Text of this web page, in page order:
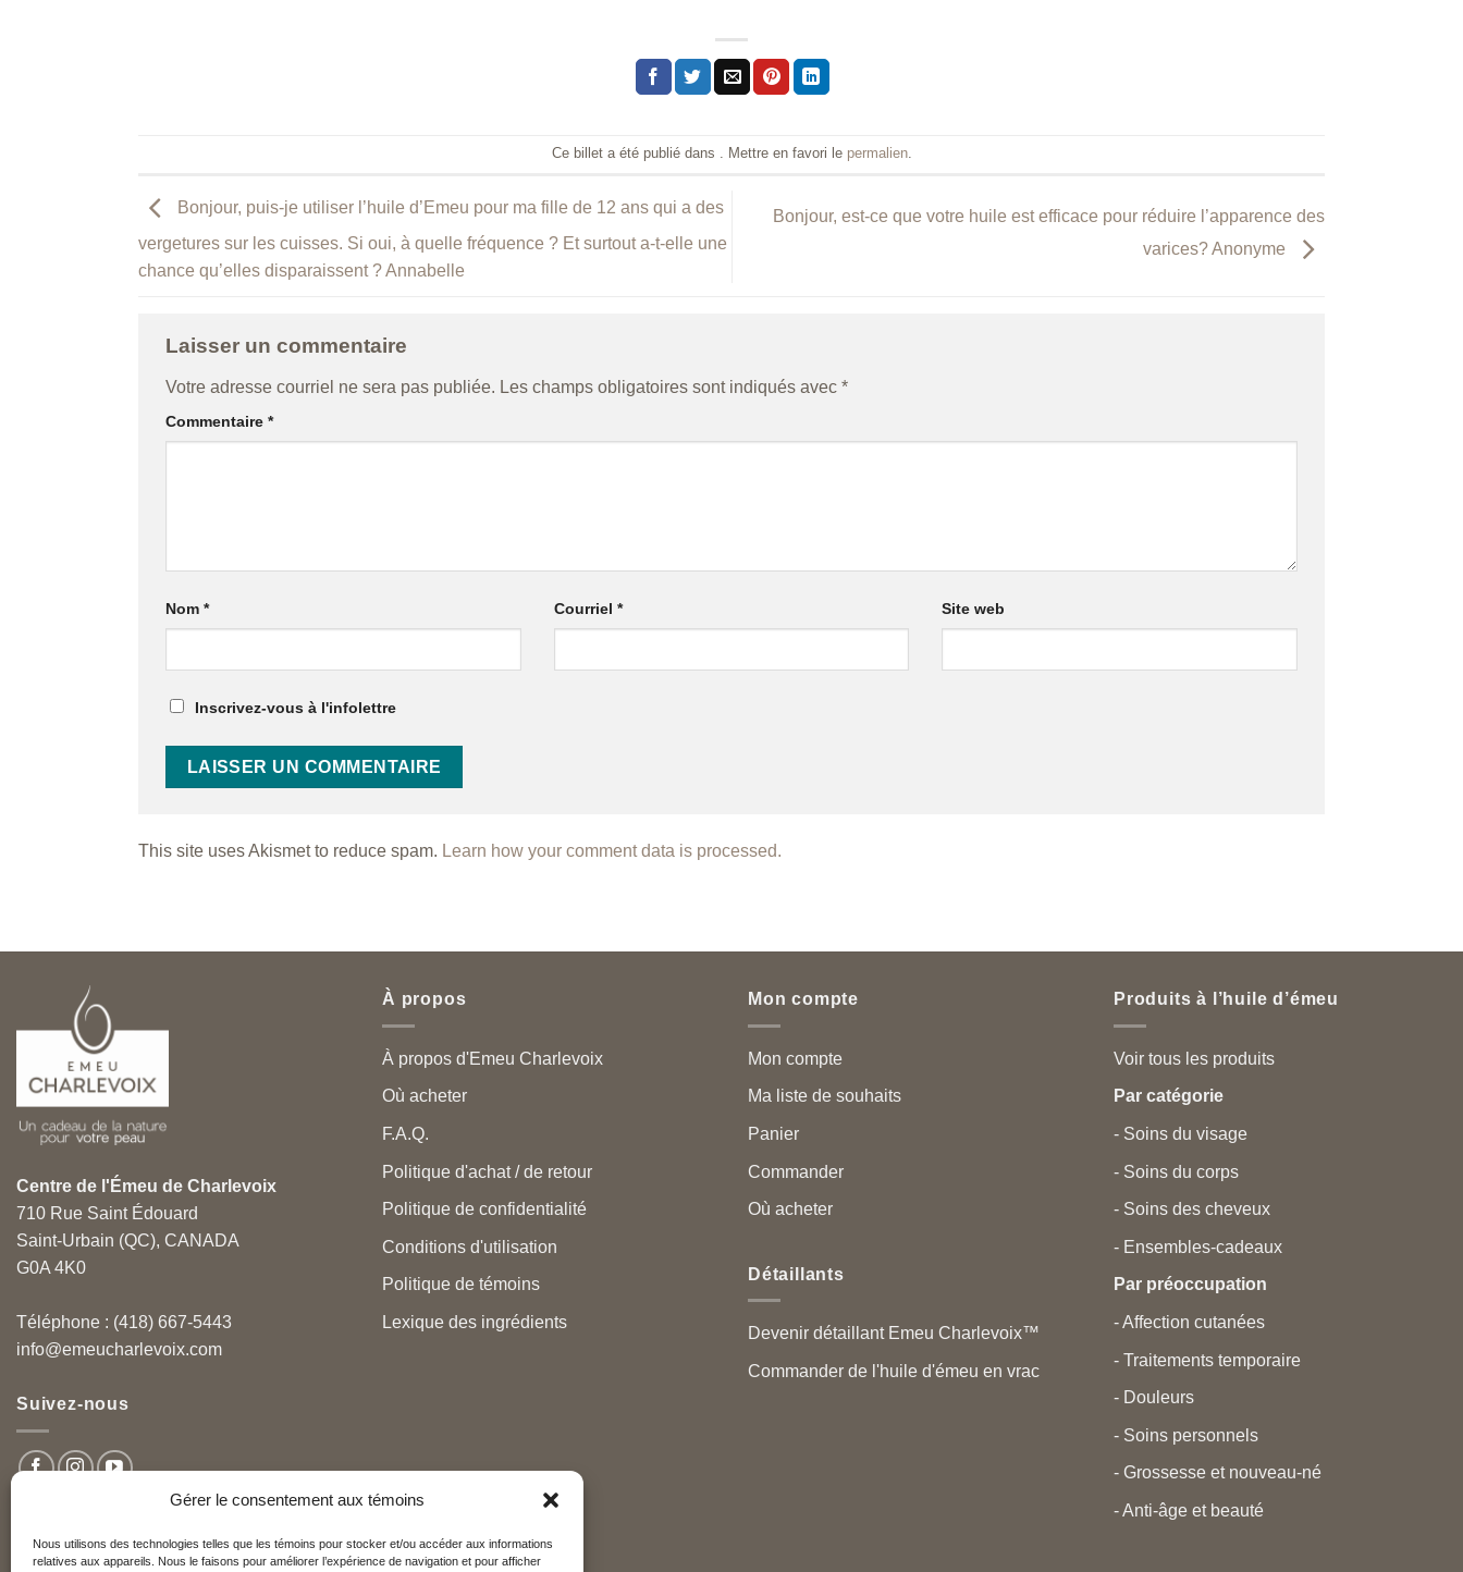
Gérer le consentement aux témoins
Nous utilisons des technologies telles que les témoins pour stocker et/ou accéder aux informations
relatives aux appareils. Nous le faisons pour améliorer l’expérience de navigation et pour afficher
Ce billet a été publié dans . Mettre en favori le permalien.
Bonjour, puis-je utiliser l’huile d’Emeu pour ma fille de 12 ans qui a des
vergetures sur les cuisses. Si oui, à quelle fréquence ? Et surtout a-t-elle une
chance qu’elles disparaissent ? Annabelle
Bonjour, est-ce que votre huile est efficace pour réduire l’apparence des
varices? Anonyme
Laisser un commentaire
Votre adresse courriel ne sera pas publiée. Les champs obligatoires sont indiqués avec *
Commentaire *
Nom * Courriel * Site web
Inscrivez-vous à l'infolettre
This site uses Akismet to reduce spam. Learn how your comment data is processed.
Centre de l'Émeu de Charlevoix
710 Rue Saint Édouard
Saint-Urbain (QC), CANADA
G0A 4K0
Téléphone : (418) 667-5443
info@emeucharlevoix.com
Suivez-nous
À propos
À propos d'Emeu Charlevoix
Où acheter
F.A.Q.
Politique d'achat / de retour
Politique de confidentialité
Conditions d'utilisation
Politique de témoins
Lexique des ingrédients
Mon compte
Mon compte
Ma liste de souhaits
Panier
Commander
Où acheter
Détaillants
Devenir détaillant Emeu Charlevoix™
Commander de l'huile d'émeu en vrac
Produits à l’huile d’émeu
Voir tous les produits
Par catégorie
- Soins du visage
- Soins du corps
- Soins des cheveux
- Ensembles-cadeaux
Par préoccupation
- Affection cutanées
- Traitements temporaire
- Douleurs
- Soins personnels
- Grossesse et nouveau-né
- Anti-âge et beauté